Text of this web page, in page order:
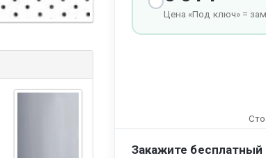
Цена «Под ключ» =
Закажите бесплатный